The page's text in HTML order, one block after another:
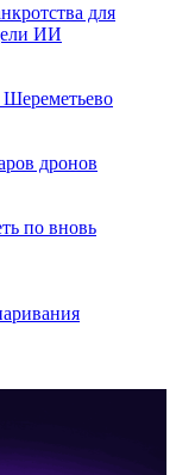
для
ИИ
дронов
по вновь